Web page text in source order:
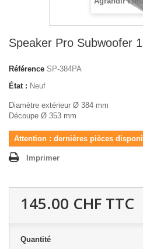
Speaker Pro Subwoofer
Référence SP-384PA
État : Neuf
Diamètre extérieur Ø 384 mm
Découpe Ø 353 mm
Attention : dernières pièces
Imprimer
145.00 CHF TTC
Quantité